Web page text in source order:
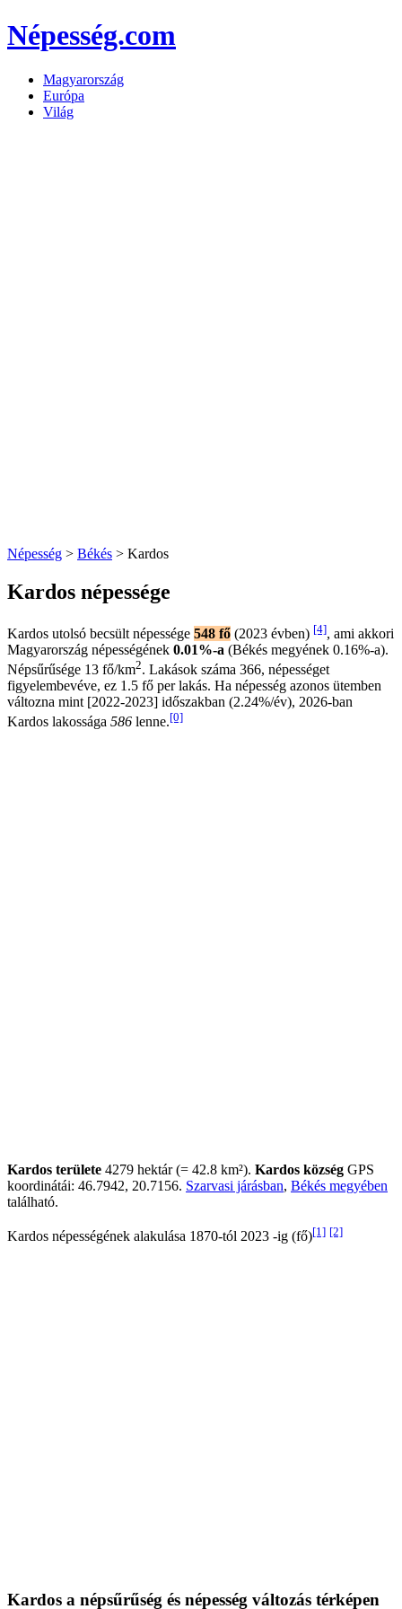
Népesség.com
Magyarország
Európa
Világ
Népesség > Békés > Kardos
Kardos népessége
Kardos utolsó becsült népessége 548 fő (2023 évben) [4], ami akkori
Magyarország népességének 0.01%-a (Békés megyének 0.16%-a).
Népsűrűsége 13 fő/km2. Lakások száma 366, népességet
figyelembevéve, ez 1.5 fő per lakás. Ha népesség azonos ütemben
változna mint [2022-2023] időszakban (2.24%/év), 2026-ban
Kardos lakossága 586 lenne.[0]
Kardos területe 4279 hektár (= 42.8 km²). Kardos község GPS
koordinátái: 46.7942, 20.7156. Szarvasi járásban, Békés megyében
található.
Kardos népességének alakulása 1870-tól 2023 -ig (fő)[1] [2]
Kardos a népsűrűség és népesség változás térképen